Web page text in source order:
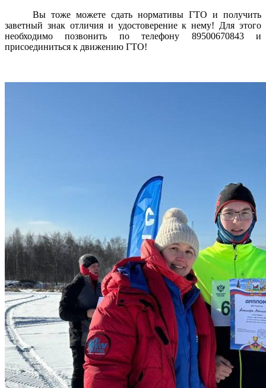
Вы тоже можете сдать нормативы ГТО и получить
заветный знак отличия и удостоверение к нему! Для этого
необходимо позвонить по телефону 89500670843 и
присоединиться к движению ГТО!